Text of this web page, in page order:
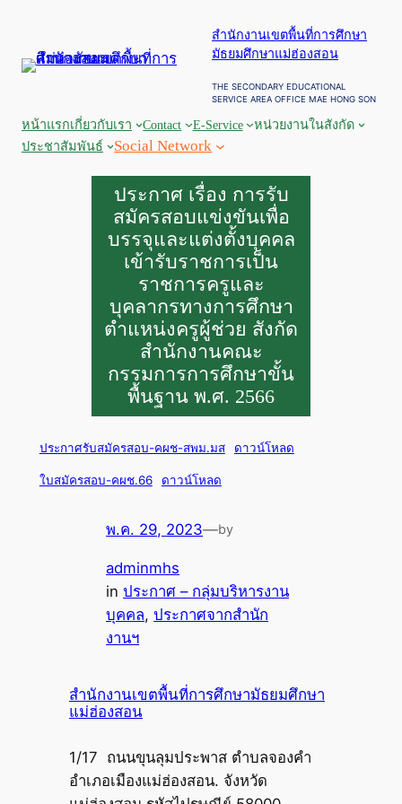
สำนักงานเขตพื้นที่การศึกษา
มัธยมศึกษาแม่ฮ่องสอน
THE SECONDARY EDUCATIONAL
SERVICE AREA OFFICE MAE HONG SON
หน้าแรกเกี่ยวกับเรา Contact E-Service
หน่วยงานในสังกัด
ประชาสัมพันธ์
Social Network
ประกาศ เรื่อง การรับ
สมัครสอบแข่งขันเพื่อ
บรรจุและแต่งตั้งบุคคล
เข้ารับราชการเป็น
ราชการครูและ
บุคลากรทางการศึกษา
ตำแหน่งครูผู้ช่วย สังกัด
สำนักงานคณะ
กรรมการการศึกษาขั้น
พื้นฐาน พ.ศ. 2566
ประกาศรับสมัครสอบ-คผช-สพม.มส ดาวน์โหลด
ใบสมัครสอบ-คผช.66 ดาวน์โหลด
พ.ค. 29, 2023—by
adminmhs
inประกาศ – กลุ่มบริหารงาน
บุคคล, ประกาศจากสำนัก
งานฯ
สำนักงานเขตพื้นที่การศึกษามัธยมศึกษา
แม่ฮ่องสอน
1/17 ถนนขุนลุมประพาส ตำบลจองคำ
อำเภอเมืองแม่ฮ่องสอน. จังหวัด